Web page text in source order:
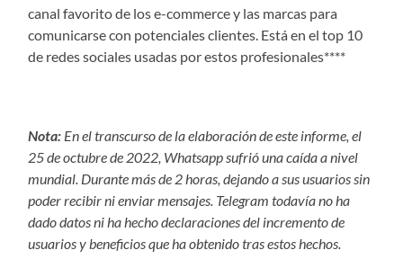
canal favorito de los e-commerce y las marcas para
comunicarse con potenciales clientes. Está en el top 10
de redes sociales usadas por estos profesionales****
Nota: En el transcurso de la elaboración de este informe, el
25 de octubre de 2022, Whatsapp sufrió una caída a nivel
mundial. Durante más de 2 horas, dejando a sus usuarios sin
poder recibir ni enviar mensajes. Telegram todavía no ha
dado datos ni ha hecho declaraciones del incremento de
usuarios y beneficios que ha obtenido tras estos hechos.